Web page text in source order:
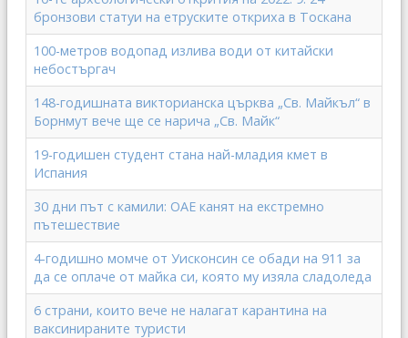
бронзови статуи на етруските откриха в Тоскана
100-метров водопад излива води от китайски
небостъргач
148-годишната викторианска църква „Св. Майкъл“ в
Борнмут вече ще се нарича „Св. Майк“
19-годишен студент стана най-младия кмет в
Испания
30 дни път с камили: ОАЕ канят на екстремно
пътешествие
4-годишно момче от Уисконсин се обади на 911 за
да се оплаче от майка си, която му изяла сладоледа
6 страни, които вече не налагат карантина на
ваксинираните туристи